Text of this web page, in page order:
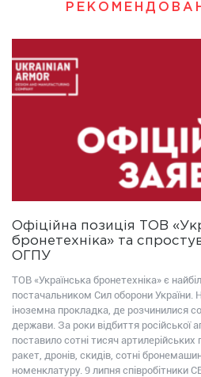
Офіційна позиція ТОВ
бронетехніка» та
ОГПУ
ТОВ «Українська бронетехніка» є
постачальником Сил оборони України.
іноземна прокладка, де розчинилися
держави. За роки відбиття російської
поставило сотні тисяч артилерійських
ракет, дронів, скидів, сотні
номенклатуру. 9 липня співробітники